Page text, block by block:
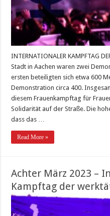
INTERNATIONALER KAMPFTAG
Stadt in Aachen waren zwei
ersten beteiligten sich etwa 600
Demonstration circa 400.
diesem Frauenkampftag für
Solidarität auf der Straße. Die
dass das …
Read More »
Achter März 2023 –
Kampftag der